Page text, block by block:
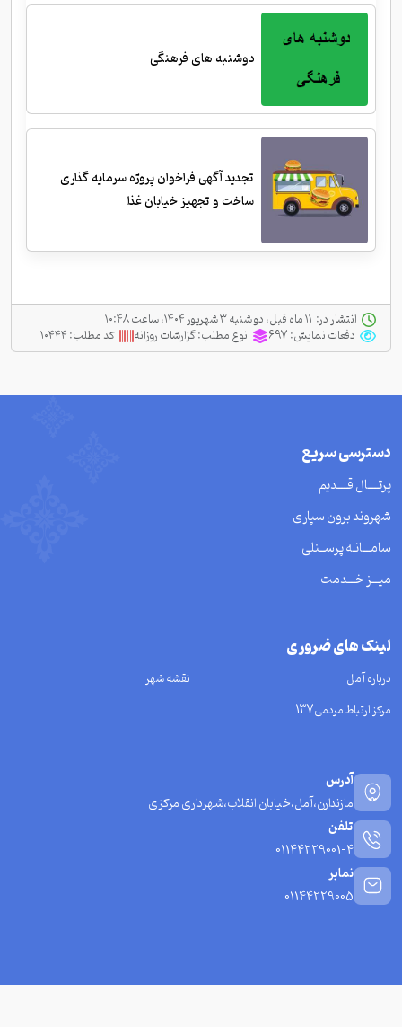
دوشنبه های فرهنگی
تجدید آگهی فراخوان پروژه سرمایه گذاری
ساخت و تجهیز خیابان غذا
انتشار در:
دفعات نمایش:697 نوع مطلب:گزارشات روزانه کد مطلب:۱۰۴۴۴
دسترسی سریع
پرتــــال قــــدیم
شهروند برون سپاری
سامـــانـه پرســنلی
میـــز خـــدمت
لینک های ضروری
درباره آمل
نقشه شهر
مرکز ارتباط مردمی137
آدرس
مازندارن،آمل،خیابان انقلاب،شهرداری مرکزی
تلفن
01144229001-4
نمابر
01144229005